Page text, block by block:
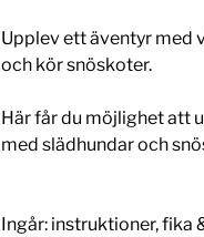
Upplev ett äventyr med
och kör snöskoter.
Här får du möjlighet att
med slädhundar och
Ingår: instruktioner, fika